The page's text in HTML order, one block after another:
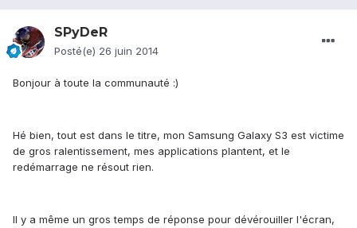
SPyDeR
Posté(e) 26 juin 2014
Bonjour à toute la communauté :)
Hé bien, tout est dans le titre, mon Samsung Galaxy S3 est victime
de gros ralentissement, mes applications plantent, et le
redémarrage ne résout rien.
Il y a même un gros temps de réponse pour dévérouiller l'écran,